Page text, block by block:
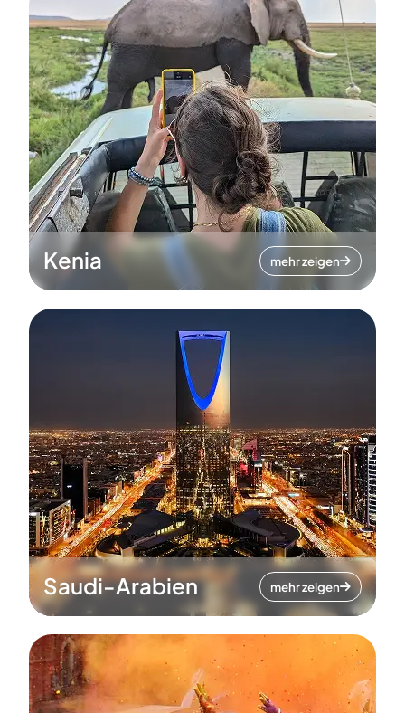
Kenia mehr zeigen
Saudi-Arabien mehr zeigen